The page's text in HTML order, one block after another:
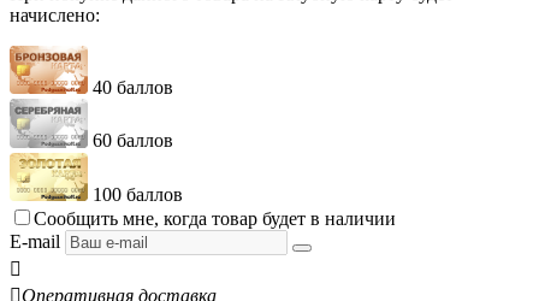
начислено:
40 баллов
60 баллов
100 баллов
Сообщить мне, когда товар будет в наличии
E-mail

Оперативная доставка